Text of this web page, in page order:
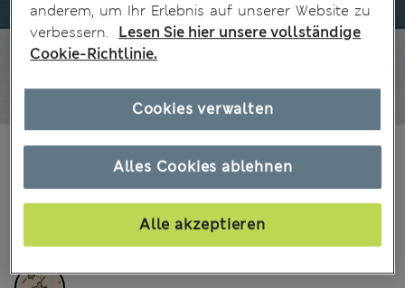
41 Bewertungen
€73,00 Alle Preise enthalten Steuern und Abgaben
Weiches Weiss
Ausverkauft
anderem, um Ihr Erlebnis auf unserer Website zu
verbessern.
Lesen Sie hier unsere vollständige
Cookie-Richtlinie.
Alles Cookies ablehnen
Alle akzeptieren
Cookies verwalten